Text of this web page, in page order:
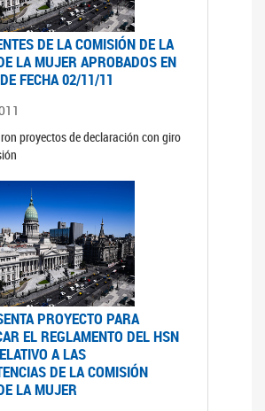
DE LA COMISIÓN DE LA
LA MUJER APROBADOS EN
FECHA 02/11/11
proyectos de declaración con giro
PROYECTO PARA
EL REGLAMENTO DEL HSN
A LAS
DE LA COMISIÓN
LA MUJER